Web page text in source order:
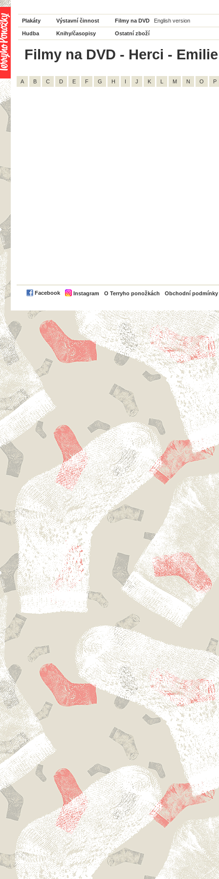
Plakáty Výstavní činnost Filmy na DVD English version
Hudba Knihy/časopisy Ostatní zboží
Filmy na DVD - Herci -
A B C D E F G H I J K L M N O P
Facebook Instagram O Terryho ponožkách Obchodní podmínky
PayPal